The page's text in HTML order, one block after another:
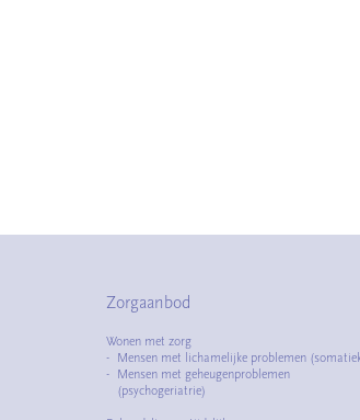
Zorgaanbod
Wonen met zorg
Mensen met lichamelijke problemen
Mensen met geheugenproblemen
(psychogeriatrie)